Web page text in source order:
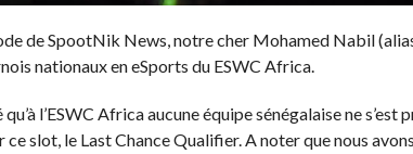
de SpootNik News, notre cher Mohamed Nabil
nationaux en eSports du ESWC Africa.
l’ESWC Africa aucune équipe sénégalaise ne s’est
slot, le Last Chance Qualifier. A noter que nous